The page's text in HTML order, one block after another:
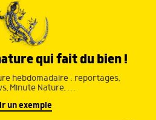
qui fait du bien !
hebdomadaire : reportages,
Minute Nature, …
un exemple